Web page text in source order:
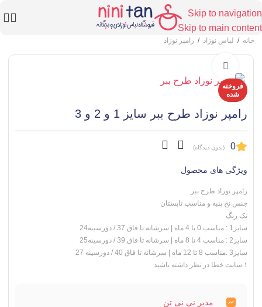
Skip to navigation
Skip to main content
خانه / لباس نوزاد / رامپر نوزاد
فروخته
شده
رامپر نوزاد طرح ببر سایز 1 و 2 و 3
0 (بدون دیدگاه)
ویژگی های محصول
رامپر نوزاد طرح ببر
جنس نخ پنبه و مناسب تابستان
تک رنگ
سایز1 : مناسب 0 تا 4 ماه | سرشانه تا فاق 37 / دورسینه24
سایز2 : مناسب 4 تا 8 ماه | سرشانه تا فاق 39 / دورسینه25
سایز3 :مناسب 8 تا 12 ماه | سرشانه تا فاق 40 / دورسینه 27
۱ سانت خطا در نظر داشته باشید
مدیر نی نی تن